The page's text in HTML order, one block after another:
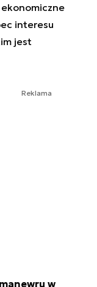
interesu
jest
Reklama
w